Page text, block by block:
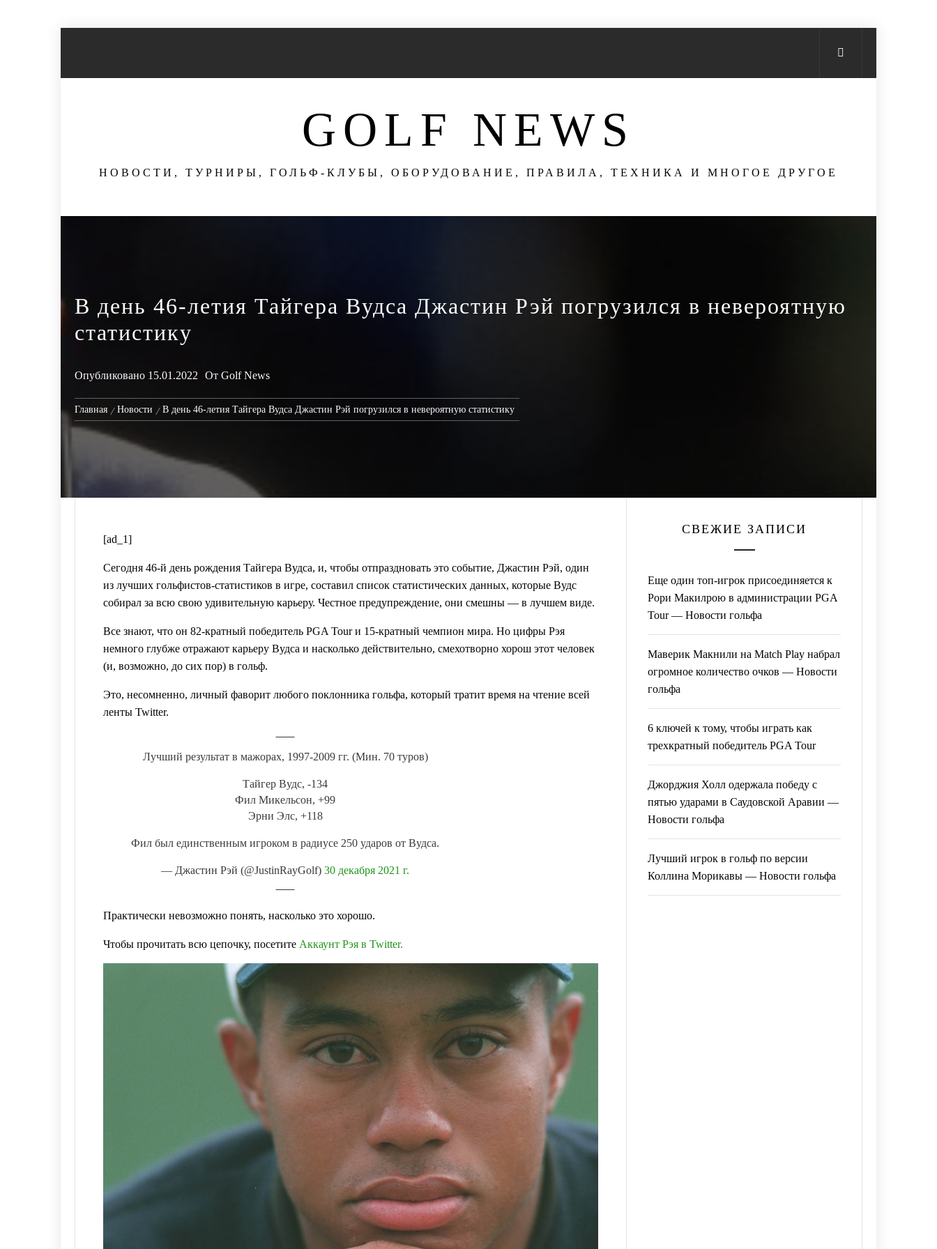
GOLF NEWS
НОВОСТИ, ТУРНИРЫ, ГОЛЬФ-КЛУБЫ, ОБОРУДОВАНИЕ, ПРАВИЛА, ТЕХНИКА И МНОГОЕ ДРУГОЕ
В день 46-летия Тайгера Вудса Джастин Рэй погрузился в невероятную
статистику
Опубликовано 15.01.2022 От Golf News
Главная Новости В день 46-летия Тайгера Вудса Джастин Рэй погрузился в невероятную статистику
[ad_1]
Сегодня 46-й день рождения Тайгера Вудса, и, чтобы отпраздновать это событие, Джастин Рэй, один
из лучших гольфистов-статистиков в игре, составил список статистических данных, которые Вудс
собирал за всю свою удивительную карьеру. Честное предупреждение, они смешны — в лучшем виде.
Все знают, что он 82-кратный победитель PGA Tour и 15-кратный чемпион мира. Но цифры Рэя
немного глубже отражают карьеру Вудса и насколько действительно, смехотворно хорош этот человек
(и, возможно, до сих пор) в гольф.
Это, несомненно, личный фаворит любого поклонника гольфа, который тратит время на чтение всей
ленты Twitter.
Лучший результат в мажорах, 1997-2009 гг. (Мин. 70 туров)
Тайгер Вудс, -134
Фил Микельсон, +99
Эрни Элс, +118
Фил был единственным игроком в радиусе 250 ударов от Вудса.
— Джастин Рэй (@JustinRayGolf) 30 декабря 2021 г.
Практически невозможно понять, насколько это хорошо.
Чтобы прочитать всю цепочку, посетите Аккаунт Рэя в Twitter.
СВЕЖИЕ ЗАПИСИ
Еще один топ-игрок присоединяется к
Рори Макилрою в администрации PGA
Tour — Новости гольфа
Маверик Макнили на Match Play набрал
огромное количество очков — Новости
гольфа
6 ключей к тому, чтобы играть как
трехкратный победитель PGA Tour
Джорджия Холл одержала победу с
пятью ударами в Саудовской Аравии —
Новости гольфа
Лучший игрок в гольф по версии
Коллина Морикавы — Новости гольфа